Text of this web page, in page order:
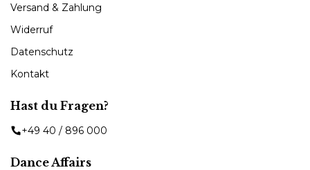
Versand & Zahlung
Widerruf
Datenschutz
Kontakt
Hast du Fragen?
+49 40 / 896 000
Dance Affairs